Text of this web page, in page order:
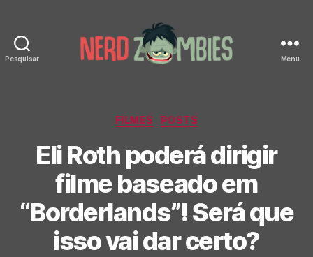
Pesquisar Menu
Categorias
FILMES POSTS
Eli Roth poderá dirigir
filme baseado em
“Borderlands”! Será que
isso vai dar certo?